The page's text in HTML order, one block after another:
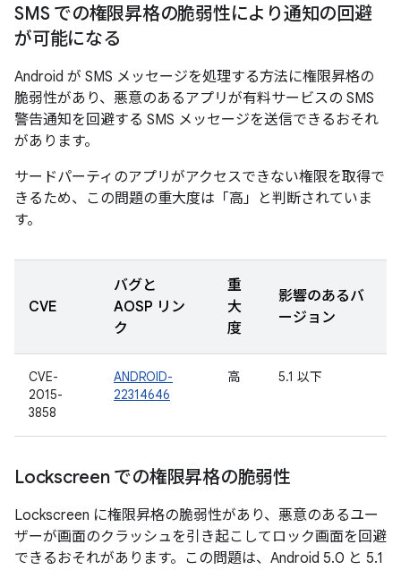
SMS での権限昇格の脆弱性により通知の回避
が可能になる
Android が SMS メッセージを処理する方法に権限昇格の
脆弱性があり、悪意のあるアプリが有料サービスの SMS
警告通知を回避する SMS メッセージを送信できるおそれ
があります。
サードパーティのアプリがアクセスできない権限を取得で
きるため、この問題の重大度は「高」と判断されていま
す。
CVE
バグと
AOSP リン
ク
重
大
度
影響のあるバ
ージョン
CVE-
2015-
3858
ANDROID-
22314646
高 5.1 以下
Lockscreen での権限昇格の脆弱性
Lockscreen に権限昇格の脆弱性があり、悪意のあるユー
ザーが画面のクラッシュを引き起こしてロック画面を回避
できるおそれがあります。この問題は、Android 5.0 と 5.1